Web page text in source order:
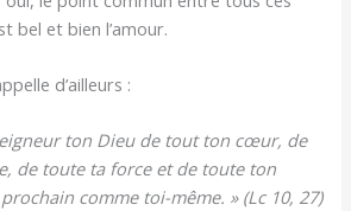
bel et bien l’amour.
d’ailleurs :
ton Dieu de tout ton cœur, de
de toute ta force et de toute ton
comme toi-même. » (Lc 10, 27)